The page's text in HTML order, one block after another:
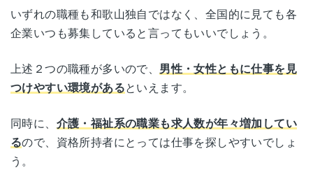
いずれの職種も和歌山独自ではなく、全国的に見ても各
企業いつも募集していると言ってもいいでしょう。
上述２つの職種が多いので、 男性・女性ともに仕事を見
つけやすい環境があるといえます。
同時に、 介護・福祉系の職業も求人数が年々増加してい
るので、資格所持者にとっては仕事を探しやすいでしょ
う。